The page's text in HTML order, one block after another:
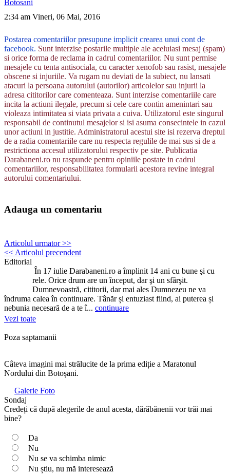
Botosani
2:34 am Vineri, 06 Mai, 2016
Postarea comentariilor presupune implicit crearea unui cont de
facebook. Sunt interzise postarile multiple ale aceluiasi mesaj (spam)
si orice forma de reclama in cadrul comentariilor. Nu sunt permise
mesajele cu tenta antisociala, cu caracter xenofob sau rasist, mesajele
obscene si injuriile. Va rugam nu deviati de la subiect, nu lansati
atacuri la persoana autorului (autorilor) articolelor sau injurii la
adresa cititorilor care comenteaza. Sunt interzise comentariile care
incita la actiuni ilegale, precum si cele care contin amenintari sau
violeaza intimitatea si viata privata a cuiva. Utilizatorul este singurul
responsabil de continutul mesajelor si isi asuma consecintele in cazul
unor actiuni in justitie. Administratorul acestui site isi rezerva dreptul
de a radia comentariile care nu respecta regulile de mai sus si de a
restrictiona accesul utilizatorului respectiv pe site. Publicatia
Darabaneni.ro nu raspunde pentru opiniile postate in cadrul
comentariilor, responsabilitatea formularii acestora revine integral
autorului comentariului.
Adauga un comentariu
Articolul urmator >>
<< Articolul precendent
Editorial
În 17 iulie Darabaneni.ro a împlinit 14 ani cu bune şi cu
rele. Orice drum are un început, dar şi un sfârşit.
Dumnevoastră, cititorii, dar mai ales Dumnezeu ne va
îndruma calea în continuare. Tânăr și entuziast fiind, ai puterea și
nebunia necesară de a te î... continuare
Vezi toate
Poza saptamanii
Câteva imagini mai strălucite de la prima ediție a Maratonul
Nordului din Botoșani.
Galerie Foto
Sondaj
Credeți că după alegerile de anul acesta, dărăbănenii vor trăi mai
bine?
Da
Nu
Nu se va schimba nimic
Nu știu, nu mă interesează